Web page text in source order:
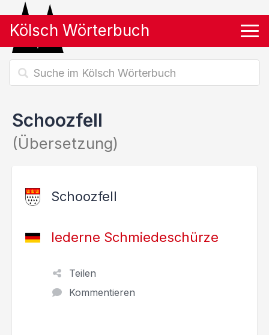
Kölsch Wörterbuch
Schoozfell
(Übersetzung)
Schoozfell
lederne Schmiedeschürze
Teilen
Kommentieren